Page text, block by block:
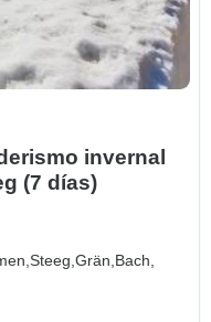
invernal
(7 días)
Steeg,Grän,Bach,